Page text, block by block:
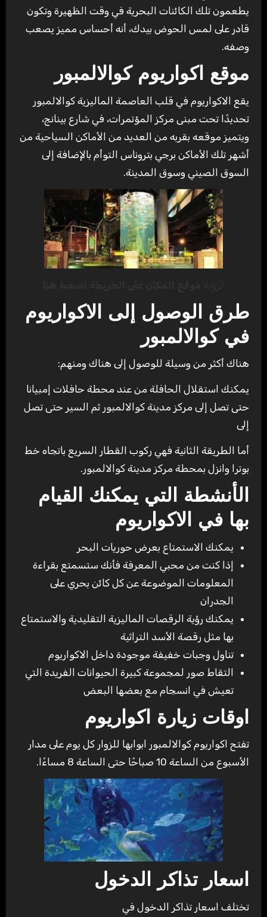
يطعمون تلك الكائنات البحرية في وقت الظهيرة وتكون
قادر على لمس الحوض بيدك، أنه أحساس مميز يصعب
وصفه.
موقع اكواريوم كوالالمبور
يقع الاكواريوم في قلب العاصمة الماليزية كوالالمبور
تحديدًا تحت مبنى مركز المؤتمرات، في شارع بينانج،
ويتميز موقعه بقربه من العديد من الأماكن السياحية من
أشهر تلك الأماكن برجي بتروناس التوأم بالإضافة إلى
السوق الصيني وسوق المدينة.
طرق الوصول إلى الاكواريوم
في كوالالمبور
هناك أكثر من وسيلة للوصول إلى هناك ومنهم:
يمكنك استقلال الحافلة من عند محطة حافلات إمبيانا
حتى تصل إلى مركز مدينة كوالالمبور ثم السير حتى تصل
إلى
أما الطريقة الثانية فهي ركوب القطار السريع باتجاه خط
بوترا وانزل بمحطة مركز مدينة كوالالمبور.
الأنشطة التي يمكنك القيام
بها في الاكواريوم
يمكنك الاستمتاع بعرض حوريات البحر
إذا كنت من محبي المعرفة فأنك ستسمتع بقراءة
المعلومات الموضوعة عن كل كائن بحري على
الجدران
يمكنك رؤية الرقصات الماليزية التقليدية والاستمتاع
بها مثل رقصة الأسد التراثية
تناول وجبات خفيفة موجودة داخل الاكواريوم
التقاط صور لمجموعة كبيرة الحيوانات الفريدة التي
تعيش في انسجام مع بعضها البعض
اوقات زيارة اكواريوم
تفتح اكواريوم كوالالمبور ابوابها للزوار كل يوم على مدار
الأسبوع من الساعة 10 صباحًا حتى الساعة 8 مساءًا.
اسعار تذاكر الدخول
تختلف اسعار تذاكر الدخول في